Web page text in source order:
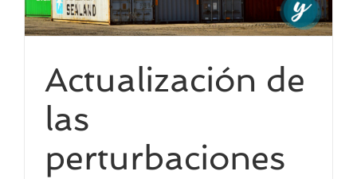
Actualización de
las
perturbaciones